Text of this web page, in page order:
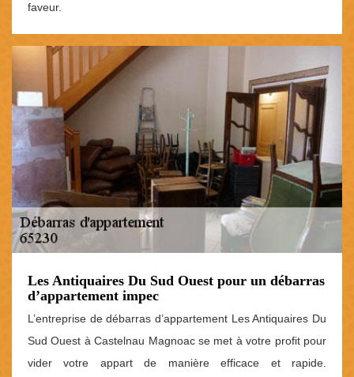
faveur.
Les Antiquaires Du Sud Ouest pour un débarras
d’appartement impec
L’entreprise de débarras d’appartement Les Antiquaires Du
Sud Ouest à Castelnau Magnoac se met à votre profit pour
vider votre appart de manière efficace et rapide.